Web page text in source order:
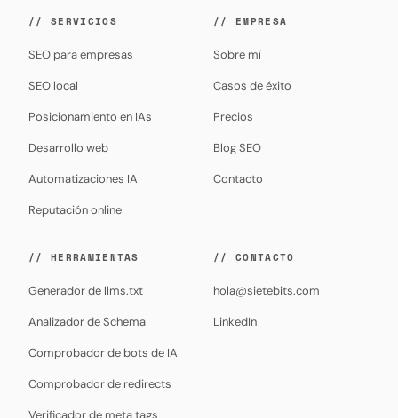
// SERVICIOS
SEO para empresas
SEO local
Posicionamiento en IAs
Desarrollo web
Automatizaciones IA
Reputación online
// EMPRESA
Sobre mí
Casos de éxito
Precios
Blog SEO
Contacto
// HERRAMIENTAS
Generador de llms.txt
Analizador de Schema
Comprobador de bots de IA
Comprobador de redirects
Verificador de meta tags
// CONTACTO
hola@sietebits.com
LinkedIn